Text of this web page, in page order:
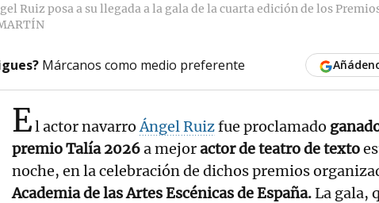
Ruiz posa a su llegada a la gala de la cuarta edición de los
Márcanos como medio preferente
El actor navarroÁngel Ruizfue proclamado
premio Talía 2026a mejoractor de teatro de texto
noche, en la celebración de dichos premios
Academia de las Artes Escénicas de España.La gala,